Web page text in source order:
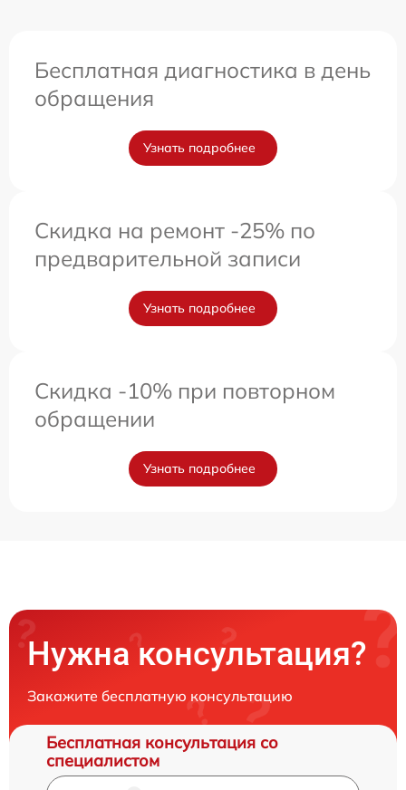
Бесплатная диагностика в день
обращения
Узнать подробнее
Скидка на ремонт -25% по
предварительной записи
Узнать подробнее
Скидка -10% при повторном
обращении
Узнать подробнее
Нужна консультация?
Закажите бесплатную консультацию
Бесплатная консультация со
специалистом